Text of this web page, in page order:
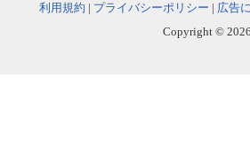
利用規約 | プライバシーポリシー | 広告
Copyright ©